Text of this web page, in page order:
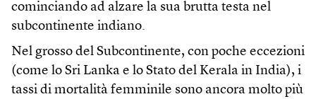
cominciando ad alzare la sua brutta testa nel
subcontinente indiano.
Nel grosso del Subcontinente, con poche eccezioni
(come lo Sri Lanka e lo Stato del Kerala in India), i
tassi di mortalità femminile sono ancora molto più